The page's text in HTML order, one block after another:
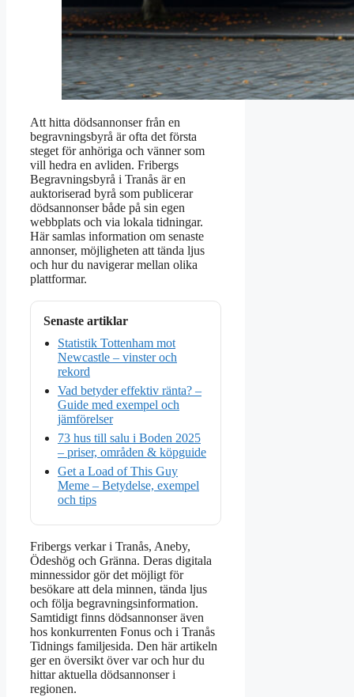
Att hitta dödsannonser från en
begravningsbyrå är ofta det första
steget för anhöriga och vänner som
vill hedra en avliden. Fribergs
Begravningsbyrå i Tranås är en
auktoriserad byrå som publicerar
dödsannonser både på sin egen
webbplats och via lokala tidningar.
Här samlas information om senaste
annonser, möjligheten att tända ljus
och hur du navigerar mellan olika
plattformar.
Senaste artiklar
Statistik Tottenham mot
Newcastle – vinster och
rekord
Vad betyder effektiv ränta? –
Guide med exempel och
jämförelser
73 hus till salu i Boden 2025
– priser, områden & köpguide
Get a Load of This Guy
Meme – Betydelse, exempel
och tips
Fribergs verkar i Tranås, Aneby,
Ödeshög och Gränna. Deras digitala
minnessidor gör det möjligt för
besökare att dela minnen, tända ljus
och följa begravningsinformation.
Samtidigt finns dödsannonser även
hos konkurrenten Fonus och i Tranås
Tidnings familjesida. Den här artikeln
ger en översikt över var och hur du
hittar aktuella dödsannonser i
regionen.